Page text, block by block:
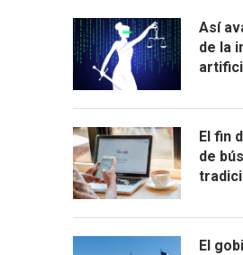
Así
de la
El fin
de
El